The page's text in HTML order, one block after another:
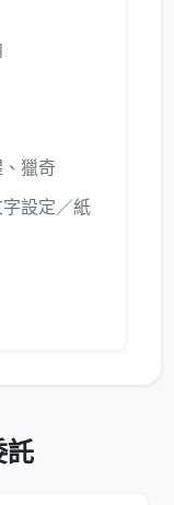
獵奇
設定／紙
託